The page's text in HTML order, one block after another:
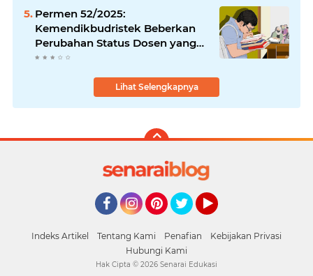
Permen 52/2025:
Kemendikbudristek Beberkan
Perubahan Status Dosen yang
Krusial
Lihat Selengkapnya
Indeks Artikel Tentang Kami Penafian
Kebijakan Privasi
Hubungi Kami
Hak Cipta © 2026 Senarai Edukasi